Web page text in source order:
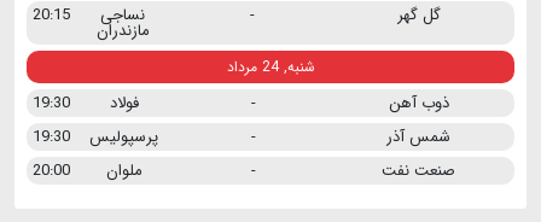
گل گهر - نساجی
مازندران
20:15
شنبه, 24 مرداد
ذوب آهن - فولاد
19:30
شمس آذر
- پرسپولیس
19:30
صنعت نفت
- ملوان 20:00